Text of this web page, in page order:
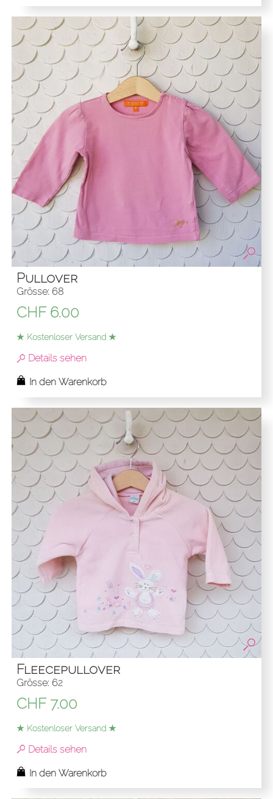
Pullover
Grösse: 68
CHF6.00
★ Kostenloser Versand ★
Details sehen
Fleecepullover
Grösse: 62
CHF7.00
★ Kostenloser Versand ★
Details sehen